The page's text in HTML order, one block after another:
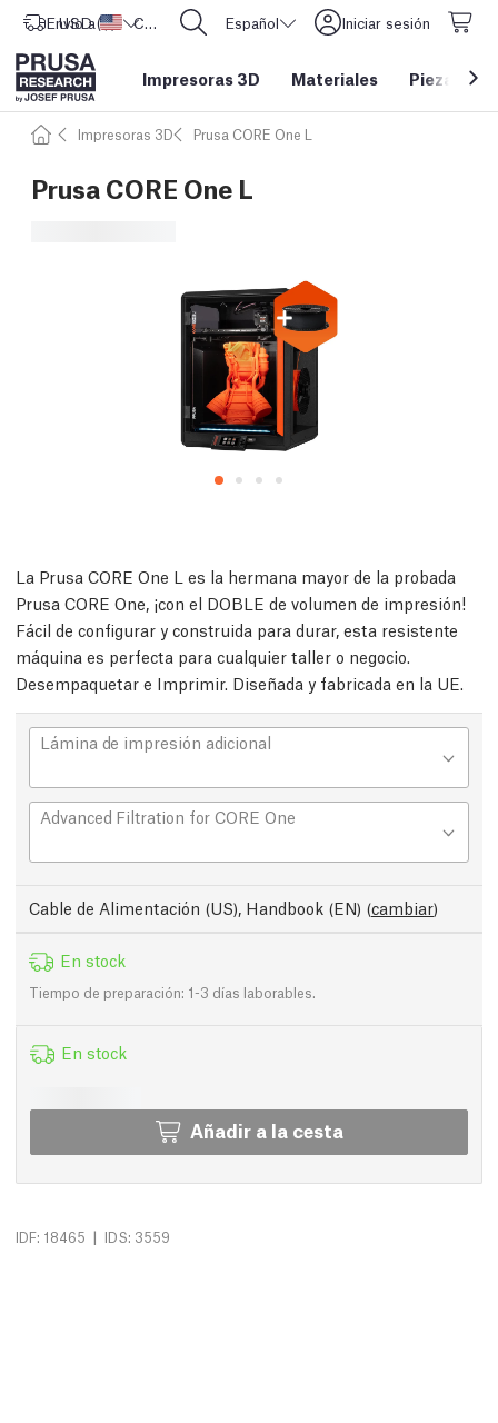
Envío a Estados Unidos
USD ($) CORE One L: ¡Ya disponible! Español Iniciar sesión
Impresoras 3D Materiales Piezas y
Impresoras 3D Prusa CORE One L
Prusa CORE One L
La Prusa CORE One L es la hermana mayor de la probada
Prusa CORE One, ¡con el DOBLE de volumen de impresión!
Fácil de configurar y construida para durar, esta resistente
máquina es perfecta para cualquier taller o negocio.
Desempaquetar e Imprimir. Diseñada y fabricada en la UE.
Lámina de impresión adicional
Advanced Filtration for CORE One
Cable de Alimentación (US), Handbook (EN) (cambiar)
En stock
Tiempo de preparación: 1-3 días laborables.
En stock
Añadir a la cesta
IDF: 18465 | IDS: 3559